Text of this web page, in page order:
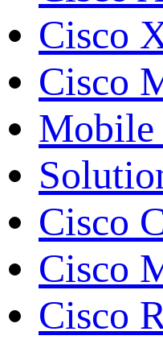
Cisco
Cisco
Mobile
Cisco
Cisco
Cisco